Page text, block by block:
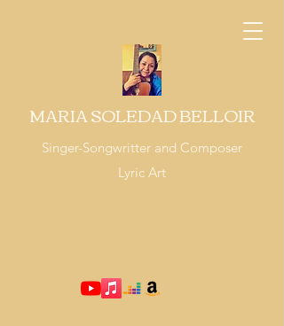
MARIA SOLEDAD BELLOIR
Singer-Songwritter and Composer
Lyric Art